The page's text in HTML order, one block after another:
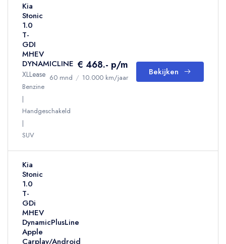
Kia
Stonic
1.0
T-
GDI
MHEV
DYNAMICLINE
XLLease
Benzine
Handgeschakeld
SUV
€ 468.- p/m
60 mnd / 10.000 km/jaar
Bekijken
Kia
Stonic
1.0
T-
GDi
MHEV
DynamicPlusLine
Apple
Carplay/Android